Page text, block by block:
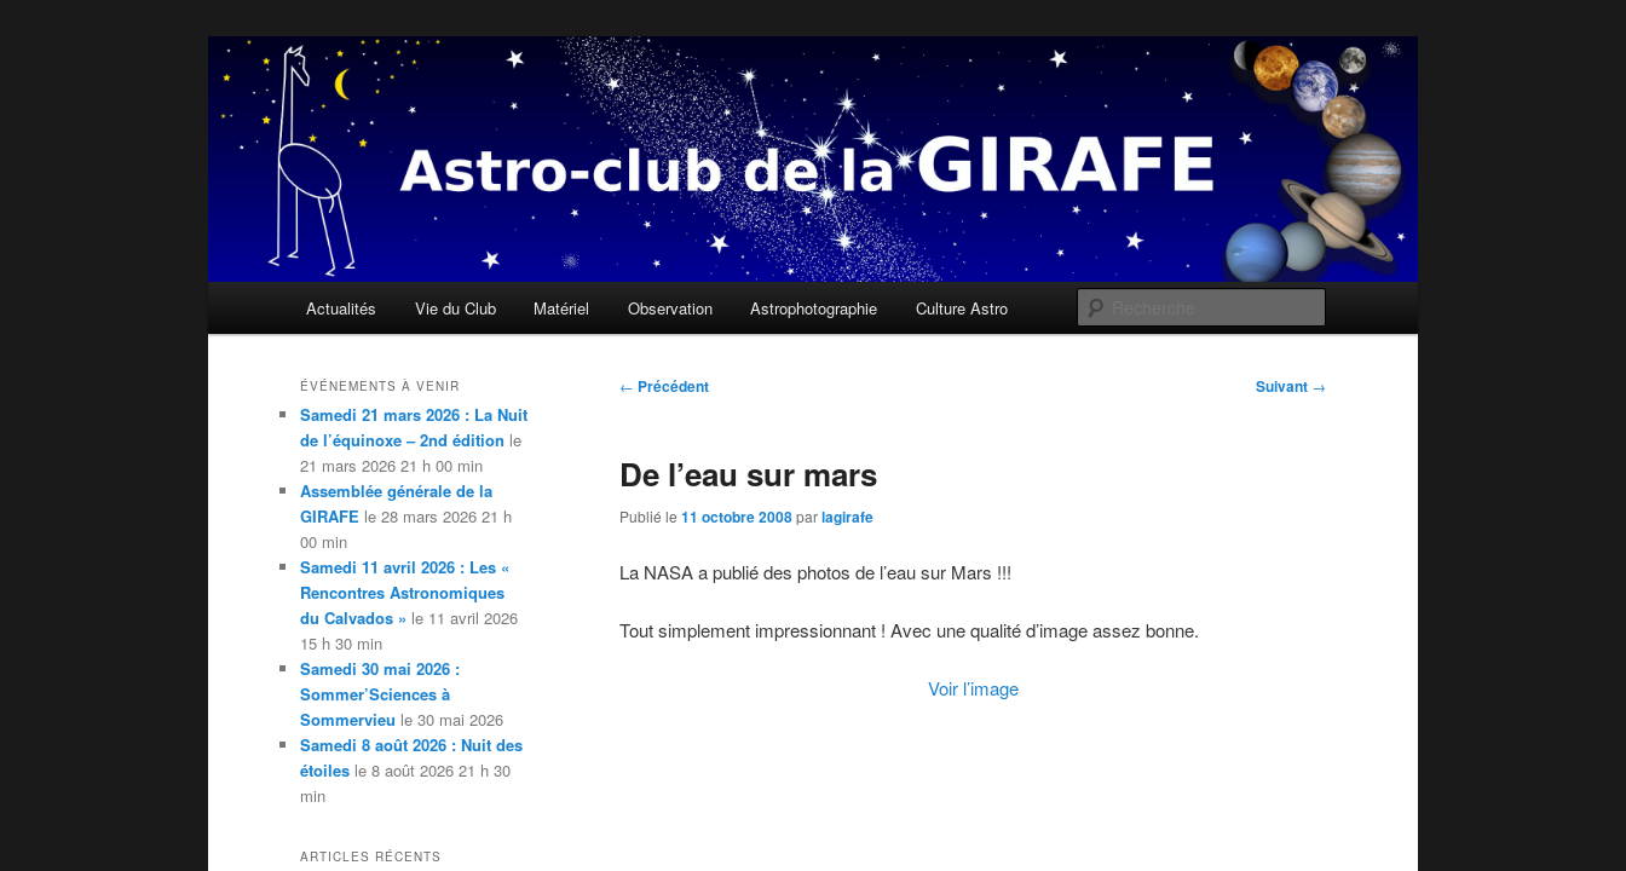
Astroclub de la Girafe
« Il n'y a personne qui soit née sous une mauvaise étoile, il n'y a que des gens qui ne savent pas lire le
ciel » Dalaï Lama
Actualités Vie du Club Matériel Observation Astrophotographie Culture Astro
Navigation
← Précédent Suivant →
De l’eau sur mars
Publié le 11 octobre 2008parlagirafe
La NASA a publié des photos de l’eau sur Mars !!!
Tout simplement impressionnant ! Avec une qualité d’image assez bonne.
Voir l’image
ÉVÉNEMENTS À VENIR
Samedi 21 mars 2026 : La Nuit
de l’équinoxe – 2nd édition le
21 mars 2026 21 h 00 min
Assemblée générale de la
GIRAFE le 28 mars 2026 21 h
00 min
Samedi 11 avril 2026 : Les «
Rencontres Astronomiques
du Calvados » le 11 avril 2026
15 h 30 min
Samedi 30 mai 2026 :
Sommer’Sciences à
Sommervieu le 30 mai 2026
Samedi 8 août 2026 : Nuit des
étoiles le 8 août 2026 21 h 30
min
ARTICLES RÉCENTS